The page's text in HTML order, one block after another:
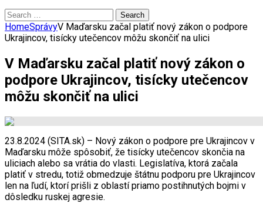
Search
for:
HomeSprávyV Maďarsku začal platiť nový zákon o podpore
Ukrajincov, tisícky utečencov môžu skončiť na ulici
V Maďarsku začal platiť nový zákon o
podpore Ukrajincov, tisícky utečencov
môžu skončiť na ulici
23.8.2024 (SITA.sk) – Nový zákon o podpore pre Ukrajincov v
Maďarsku môže spôsobiť, že tisícky utečencov skončia na
uliciach alebo sa vrátia do vlasti. Legislatíva, ktorá začala
platiť v stredu, totiž obmedzuje štátnu podporu pre Ukrajincov
len na ľudí, ktorí prišli z oblastí priamo postihnutých bojmi v
dôsledku ruskej agresie.